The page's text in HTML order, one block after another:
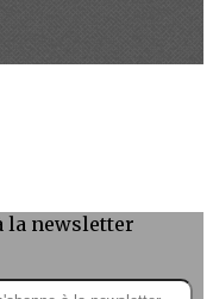
la newsletter